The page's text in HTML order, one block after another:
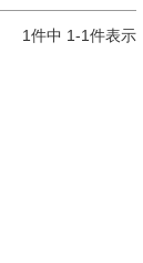
1件中 1-1件表示